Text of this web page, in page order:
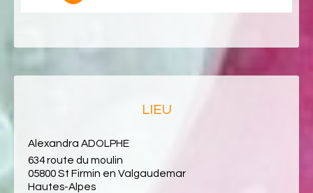
LIEU
Alexandra ADOLPHE
634 route du moulin
05800 St Firmin en Valgaudemar
Hautes-Alpes